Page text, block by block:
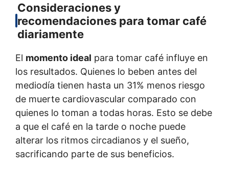
Consideraciones y
recomendaciones para tomar café
diariamente
El momento ideal para tomar café influye en
los resultados. Quienes lo beben antes del
mediodía tienen hasta un 31% menos riesgo
de muerte cardiovascular comparado con
quienes lo toman a todas horas. Esto se debe
a que el café en la tarde o noche puede
alterar los ritmos circadianos y el sueño,
sacrificando parte de sus beneficios.